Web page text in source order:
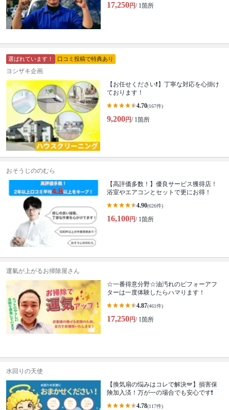
17,250円/ 1箇所
選ばれています！ 口コミ投稿で特典あり
ヨシザキ企画
【お任せください❗️】丁寧な対応を心掛け
ております！
4.70(167件)
9,200円/ 1箇所
おそうじののむら
【高評価多数！】優良サービス獲得店！
浴室やエアコンとセットで更にお得！
4.90(626件)
16,100円/ 1箇所
運氣が上がるお掃除屋さん
☆一番得意分野☆油汚れのビフォーアフ
ターは一度体験したらハマります！
4.87(461件)
17,250円/ 1箇所
水回りの天使
【換気扇の悩みはコレで解決🪽】損害保
険加入済！万が一の場合でも安心です❗️
4.78(117件)